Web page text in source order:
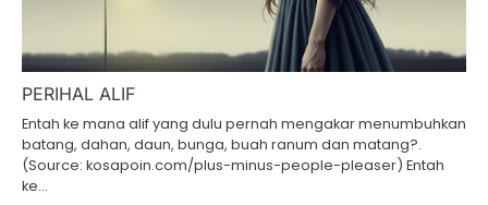
PERIHAL ALIF
Entah ke mana alif yang dulu pernah mengakar menumbuhkan
batang, dahan, daun, bunga, buah ranum dan matang?.
(Source: kosapoin.com/plus-minus-people-pleaser) Entah
ke…